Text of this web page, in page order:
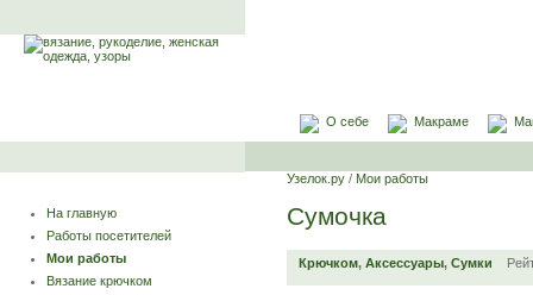
О себе Макраме
На главную
Работы посетителей
Мои работы
Вязание крючком
Узелок.ру / Мои работы
Сумочка
Крючком, Аксессуары, Сумки